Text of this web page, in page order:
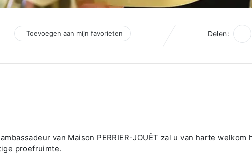
Toevoegen aan mijn favorieten Delen:
van Maison PERRIER-JOUËT zal u van harte welkom
proefruimte.